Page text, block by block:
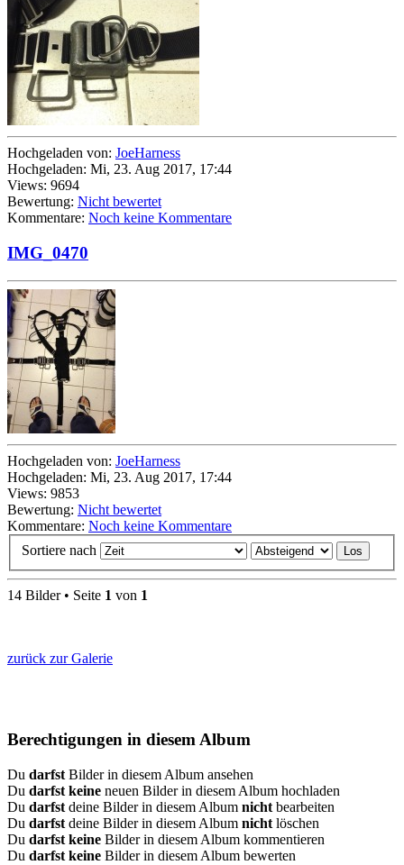
Hochgeladen von: JoeHarness
Hochgeladen: Mi, 23. Aug 2017, 17:44
Views: 9694
Bewertung: Nicht bewertet
Kommentare: Noch keine Kommentare
IMG_0470
Hochgeladen von: JoeHarness
Hochgeladen: Mi, 23. Aug 2017, 17:44
Views: 9853
Bewertung: Nicht bewertet
Kommentare: Noch keine Kommentare
Sortiere nach
14 Bilder • Seite 1 von 1
zurück zur Galerie
Berechtigungen in diesem Album
Du darfst Bilder in diesem Album ansehen
Du darfst keine neuen Bilder in diesem Album hochladen
Du darfst deine Bilder in diesem Album nicht bearbeiten
Du darfst deine Bilder in diesem Album nicht löschen
Du darfst keine Bilder in diesem Album kommentieren
Du darfst keine Bilder in diesem Album bewerten